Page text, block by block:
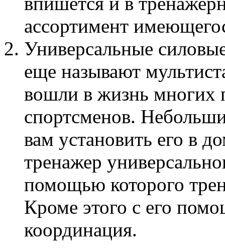
ассортимент
Универсальные
еще называют
вошли в жизнь многих
спортсменов.
вам установить его в
тренажер
помощью которого
Кроме этого с его
координация.